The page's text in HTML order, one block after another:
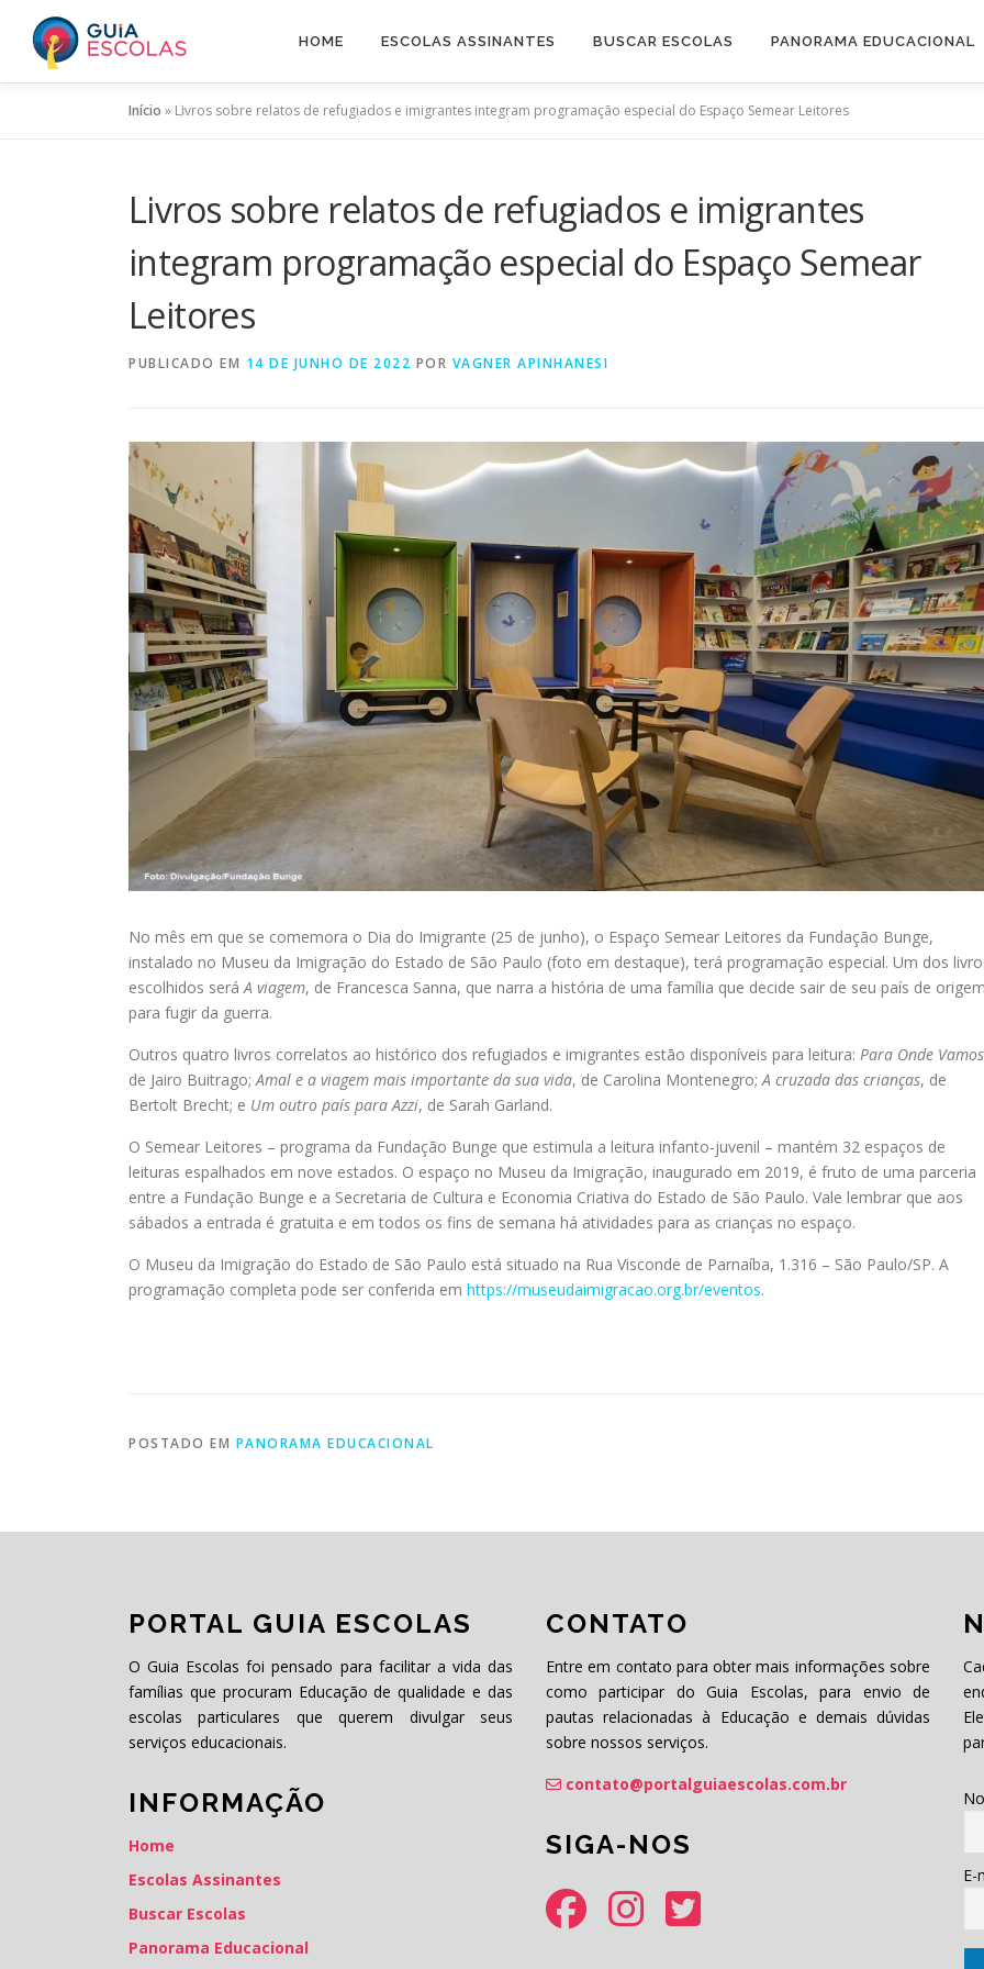
conteúdo
HOME ESCOLAS ASSINANTES BUSCAR ESCOLAS PANORAMA EDUCACIONAL
Início » Livros sobre relatos de refugiados e imigrantes integram programação especial do Espaço Semear Leitores
Livros sobre relatos de refugiados e imigrantes
integram programação especial do Espaço Semear
Leitores
PUBLICADO EM 14 DE JUNHO DE 2022 POR VAGNER APINHANESI
No mês em que se comemora o Dia do Imigrante (25 de junho), o Espaço Semear Leitores da Fundação Bunge,
instalado no Museu da Imigração do Estado de São Paulo (foto em destaque), terá programação especial. Um dos
escolhidos seráA viagem, de Francesca Sanna, que narra a história de uma família que decide sair de seu país de
para fugir da guerra.
Outros quatro livros correlatos ao histórico dos refugiados e imigrantes estão disponíveis para leitura: Para Onde
de Jairo Buitrago;Amal e a viagem mais importante da sua vida, de Carolina Montenegro;A cruzada das crianças, de
Bertolt Brecht; e Um outro país para Azzi, de Sarah Garland.
O Semear Leitores – programa da Fundação Bunge que estimula a leitura infanto-juvenil – mantém 32 espaços de
leituras espalhados em nove estados. O espaço no Museu da Imigração, inaugurado em 2019, é fruto de uma parceria
entre a Fundação Bunge e a Secretaria de Cultura e Economia Criativa do Estado de São Paulo. Vale lembrar que aos
sábados a entrada é gratuita e em todos os fins de semana há atividades para as crianças no espaço.
O Museu da Imigração do Estado de São Paulo está situado na Rua Visconde de Parnaíba, 1.316 – São Paulo/SP. A
programação completa pode ser conferida em https://museudaimigracao.org.br/eventos.
POSTADO EM PANORAMA EDUCACIONAL
PORTAL GUIA ESCOLAS
O Guia Escolas foi pensado para facilitar a vida das
famílias que procuram Educação de qualidade e das
escolas particulares que querem divulgar seus
serviços educacionais.
INFORMAÇÃO
Home
Escolas Assinantes
Buscar Escolas
Panorama Educacional
CONTATO
Entre em contato para obter mais informações sobre
como participar do Guia Escolas, para envio de
pautas relacionadas à Educação e demais dúvidas
sobre nossos serviços.
contato@portalguiaescolas.com.br
SIGA-NOS
E-